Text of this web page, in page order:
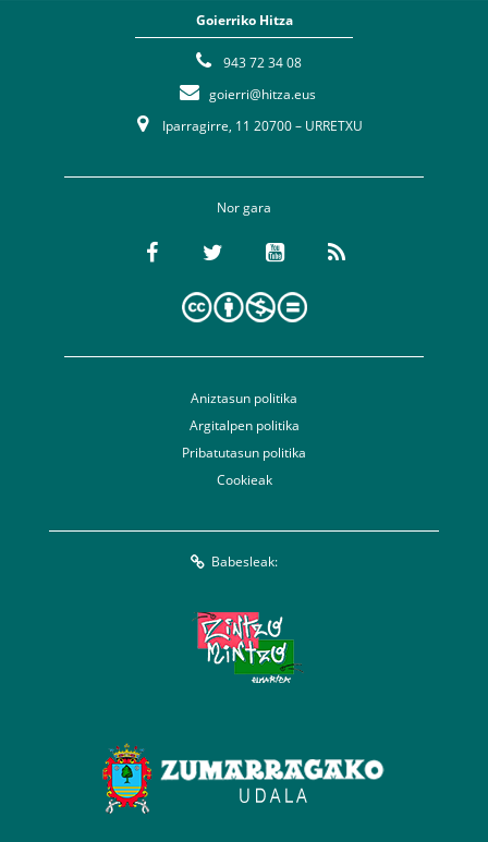
Goierriko Hitza
943 72 34 08
goierri@hitza.eus
Iparragirre, 11 20700 – URRETXU
Nor gara
Aniztasun politika
Argitalpen politika
Pribatutasun politika
Cookieak
Babesleak: